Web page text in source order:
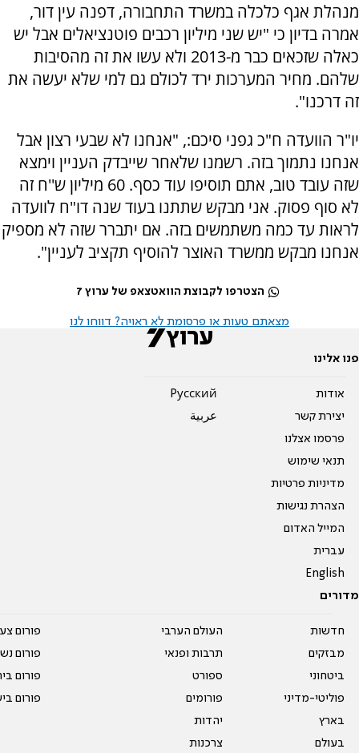
מנהלת אגף כלכלה במשרד התחבורה, דפנה עין דור,
אמרה בדיון כי "יש שני מיליון רכבים פוטנציאלים אבל יש
כאלה שזכאים כבר מ-2013 ולא עשו את זה מהסיבות
שלהם. מחיר המערכות ירד לכולם גם למי שלא יעשה את
זה דרכנו".
יו"ר הוועדה ח"כ גפני סיכם:, "אנחנו לא שבעי רצון אבל
אנחנו נתמוך בזה. רשמנו שלאחר שייבדק העניין וימצא
שזה עובד טוב, אתם תוסיפו עוד כסף. 60 מיליון ש''ח זה
לא סוף פסוק. אני מבקש שתתנו בעוד שנה דו"ח לוועדה
לראות עד כמה משתמשים בזה. אם יתברר שזה לא מספיק
אנחנו מבקש ממשרד האוצר להוסיף תקציב לעניין".
הצטרפו לקבוצת הוואטצאפ של ערוץ 7
מצאתם טעות או פרסומת לא ראויה? דווחו לנו
פנו אלינו
אודות
יצירת קשר
פרסמו אצלנו
תנאי שימוש
מדיניות פרטיות
הצהרת נגישות
המייל האדום
עברית
English
Pусский
عربية
מדורים
חדשות
מבזקים
ביטחוני
פוליטי-מדיני
בארץ
בעולם
העולם הערבי
תרבות ופנאי
ספורט
פורומים
יהדות
צרכנות
פורום
פורום
פורום
פורום